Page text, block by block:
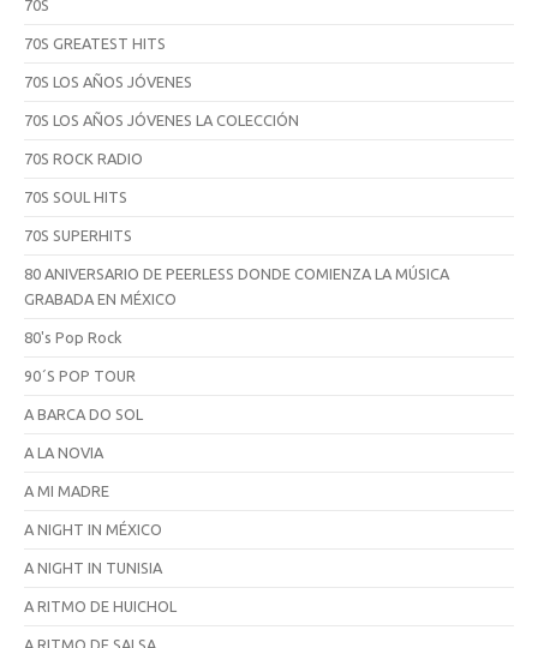
70S
70S GREATEST HITS
70S LOS AÑOS JÓVENES
70S LOS AÑOS JÓVENES LA COLECCIÓN
70S ROCK RADIO
70S SOUL HITS
70S SUPERHITS
80 ANIVERSARIO DE PEERLESS DONDE COMIENZA LA MÚSICA
GRABADA EN MÉXICO
80's Pop Rock
90´S POP TOUR
A BARCA DO SOL
A LA NOVIA
A MI MADRE
A NIGHT IN MÉXICO
A NIGHT IN TUNISIA
A RITMO DE HUICHOL
A RITMO DE SALSA